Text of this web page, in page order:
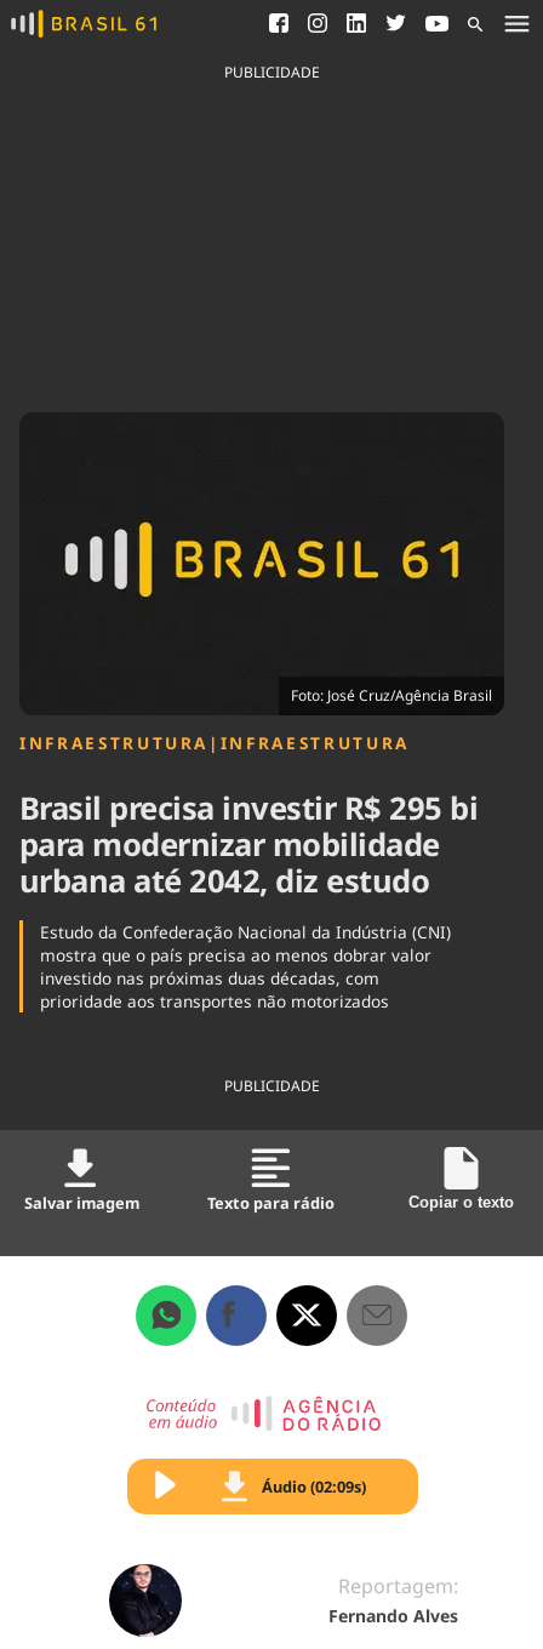
Ver todas as notícias
Saneamento
Indicadores
Tecnologia
Cinema
Infraestrutura
Internacional
PUBLICIDADE
Foto: José Cruz/Agência Brasil
INFRAESTRUTURA | INFRAESTRUTURA
Brasil precisa investir R$ 295 bi
para modernizar mobilidade
urbana até 2042, diz estudo
Estudo da Confederação Nacional da Indústria (CNI)
mostra que o país precisa ao menos dobrar valor
investido nas próximas duas décadas, com
prioridade aos transportes não motorizados
PUBLICIDADE
Salvar imagem Texto para rádio Copiar o texto
Áudio (02:09s)
Reportagem:
Fernando Alves